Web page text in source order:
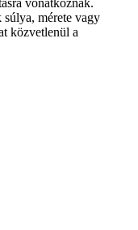
vonatkoznak.
mérete vagy
közvetlenül a